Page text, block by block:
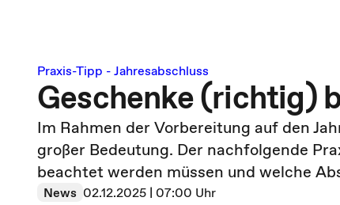
Praxis-Tipp - Jahresabschluss
Geschenke (richtig)
Im Rahmen der Vorbereitung auf den
großer Bedeutung. Der nachfolgende
beachtet werden müssen und welche
News 02.12.2025 | 07:00 Uhr